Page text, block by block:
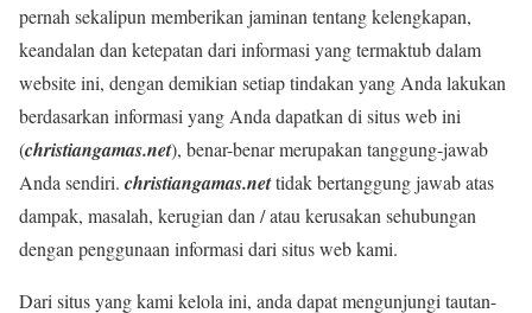
pernah sekalipun memberikan jaminan tentang kelengkapan,
keandalan dan ketepatan dari informasi yang termaktub dalam
website ini, dengan demikian setiap tindakan yang Anda lakukan
berdasarkan informasi yang Anda dapatkan di situs web ini
(christiangamas.net), benar-benar merupakan tanggung-jawab
Anda sendiri. christiangamas.nettidak bertanggung jawab atas
dampak, masalah, kerugian dan / atau kerusakan sehubungan
dengan penggunaan informasi dari situs web kami.
Dari situs yang kami kelola ini, anda dapat mengunjungi tautan-